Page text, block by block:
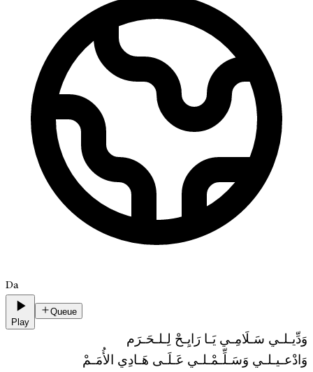
Da
Play
Queue
وَدِّيـلـي سَـلَامِـي يَـا رَايِـحْ لِـلـحَـرَم
وَادْعـيـلـي وَسَـلِّـمْـلـي عَـلَـى هَـادِي الأُمَـمْ